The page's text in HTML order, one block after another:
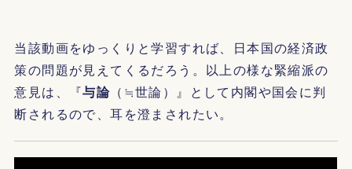
当該動画をゆっくりと学習すれば、日本国の経済政
策の問題が見えてくるだろう。以上の様な緊縮派の
意見は、『与論 （≒世論）』として内閣や国会に判
断されるので、耳を澄まされたい。